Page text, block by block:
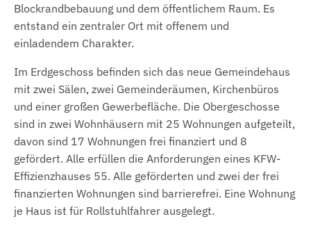
Blockrandbebauung und dem öffentlichem Raum. Es
entstand ein zentraler Ort mit offenem und
einladendem Charakter.
Im Erdgeschoss befinden sich das neue Gemeindehaus
mit zwei Sälen, zwei Gemeinderäumen, Kirchenbüros
und einer großen Gewerbefläche. Die Obergeschosse
sind in zwei Wohnhäusern mit 25 Wohnungen aufgeteilt,
davon sind 17 Wohnungen frei finanziert und 8
gefördert. Alle erfüllen die Anforderungen eines KFW-
Effizienzhauses 55. Alle geförderten und zwei der frei
finanzierten Wohnungen sind barrierefrei. Eine Wohnung
je Haus ist für Rollstuhlfahrer ausgelegt.